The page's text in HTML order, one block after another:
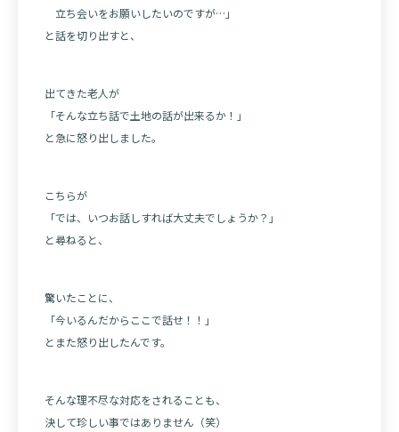
立ち会いをお願いしたいのですが…」
と話を切り出すと、
出てきた老人が
「そんな立ち話で土地の話が出来るか！」
と急に怒り出しました。
こちらが
「では、いつお話しすれば大丈夫でしょうか？」
と尋ねると、
驚いたことに、
「今いるんだからここで話せ！！」
とまた怒り出したんです。
そんな理不尽な対応をされることも、
決して珍しい事ではありません（笑）